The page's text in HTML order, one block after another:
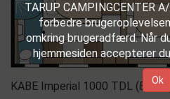
KABE Imperial 1000 TDL (E3 DU)
TARUP CAMPINGCENTER
forbedre
omkring brugeradfærd. Når
hjemmesiden accepterer
Ok